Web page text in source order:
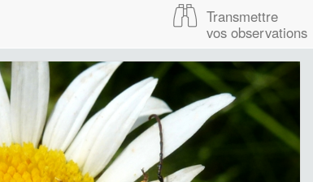
Transmettre
vos observations